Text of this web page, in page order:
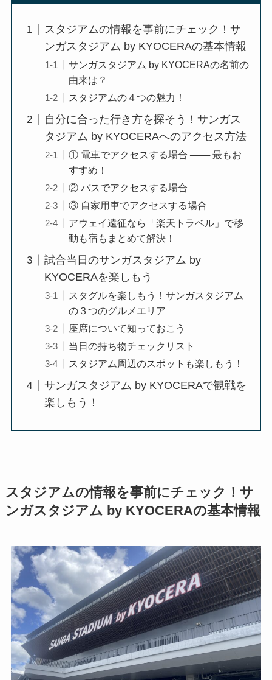
スタジアムの情報を事前にチェック！サ
ンガスタジアム by KYOCERAの基本情報
サンガスタジアム by KYOCERAの名前の
由来は？
スタジアムの４つの魅力！
自分に合った行き方を探そう！サンガス
タジアム by KYOCERAへのアクセス方法
① 電車でアクセスする場合 ─── 最もお
すすめ！
② バスでアクセスする場合
③ 自家用車でアクセスする場合
アウェイ遠征なら「楽天トラベル」で移
動も宿もまとめて解決！
試合当日のサンガスタジアム by
KYOCERAを楽しもう
スタグルを楽しもう！サンガスタジアム
の３つのグルメエリア
座席について知っておこう
当日の持ち物チェックリスト
スタジアム周辺のスポットも楽しもう！
サンガスタジアム by KYOCERAで観戦を
楽しもう！
スタジアムの情報を事前にチェック！サ
ンガスタジアム by KYOCERAの基本情報